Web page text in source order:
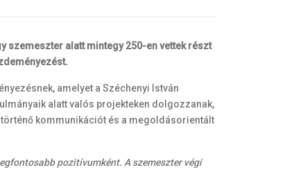
szemeszter alatt mintegy 250-en vettek részt
amelyet a Széchenyi István
alatt valós projekteken dolgozzanak,
kommunikációt és a megoldásorientált
pozitívumként. A szemeszter végi